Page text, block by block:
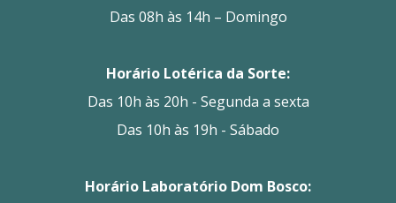
Das 08h às 14h – Domingo
Horário Lotérica da Sorte:
Das 10h às 20h - Segunda a sexta
Das 10h às 19h - Sábado
Horário Laboratório Dom Bosco: